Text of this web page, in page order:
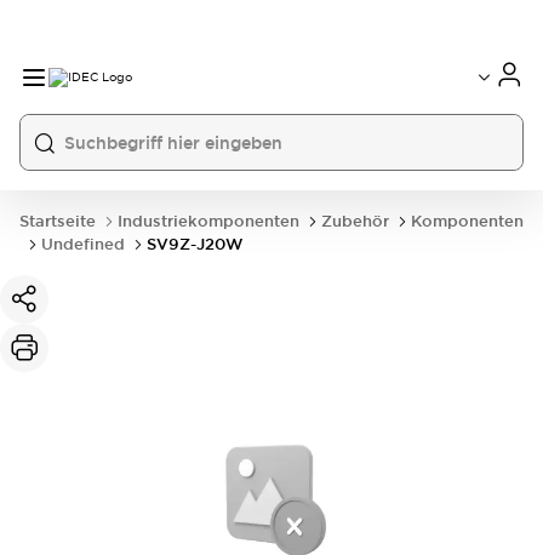
Startseite Industriekomponenten Zubehör
Komponenten
Undefined
SV9Z-J20W